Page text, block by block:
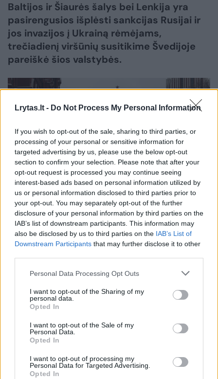
Lrytas.lt - Do Not Process My Personal Information
If you wish to opt-out of the sale, sharing to third parties, or
processing of your personal or sensitive information for
targeted advertising by us, please use the below opt-out
section to confirm your selection. Please note that after your
opt-out request is processed you may continue seeing
interest-based ads based on personal information utilized by
us or personal information disclosed to third parties prior to
your opt-out. You may separately opt-out of the further
disclosure of your personal information by third parties on the
IAB’s list of downstream participants. This information may
also be disclosed by us to third parties on the IAB’s List of
Downstream Participants that may further disclose it to other
Personal Data Processing Opt Outs
I want to opt-out of the Sharing of my
personal data.
Opted In
I want to opt-out of the Sale of my
Personal Data.
Opted In
I want to opt-out of processing my
Personal Data for Targeted Advertising.
Opted In
Baltijos ir Šiaurės šalys bei Lenkija yra
pasirengusios išplėsti sankcijas Rusijai ir
jos invazijos į Ukrainą rėmėjams,
trečiadienį viršūnių susitikime Švedijoje
pareiškė šios valstybės.
Daugiau nuotraukų (1)
„Kartu su savo sąjungininkais esame
įsipareigoję stiprinti savo atgrasymą ir
gynybą (...) ir išplėsti sankcijas Rusijai, taip
pat tiems, kurie įgalina Rusijos agresiją“, –
sakoma Danijos, Estijos, Suomijos, Latvijos,
Norvegijos, Lenkijos ir Švedijos pranešime.
sankcijos Rusijai